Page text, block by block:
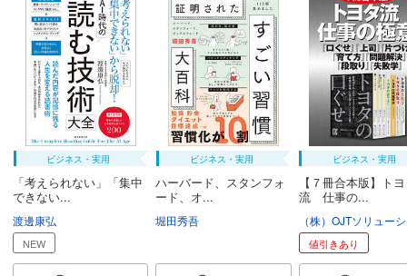
ビジネス・実用
「考えられない」「集中
できない...
渡邊康弘
NEW
ビジネス・実用
ハーバード、スタンフォ
ード、オ...
堀田秀吾
ビジネス・実用
【７冊合本版】ト
流 仕事の...
値引きあり